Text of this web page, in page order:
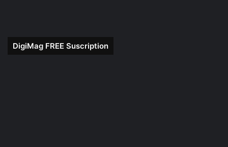
DigiMag FREE Suscription